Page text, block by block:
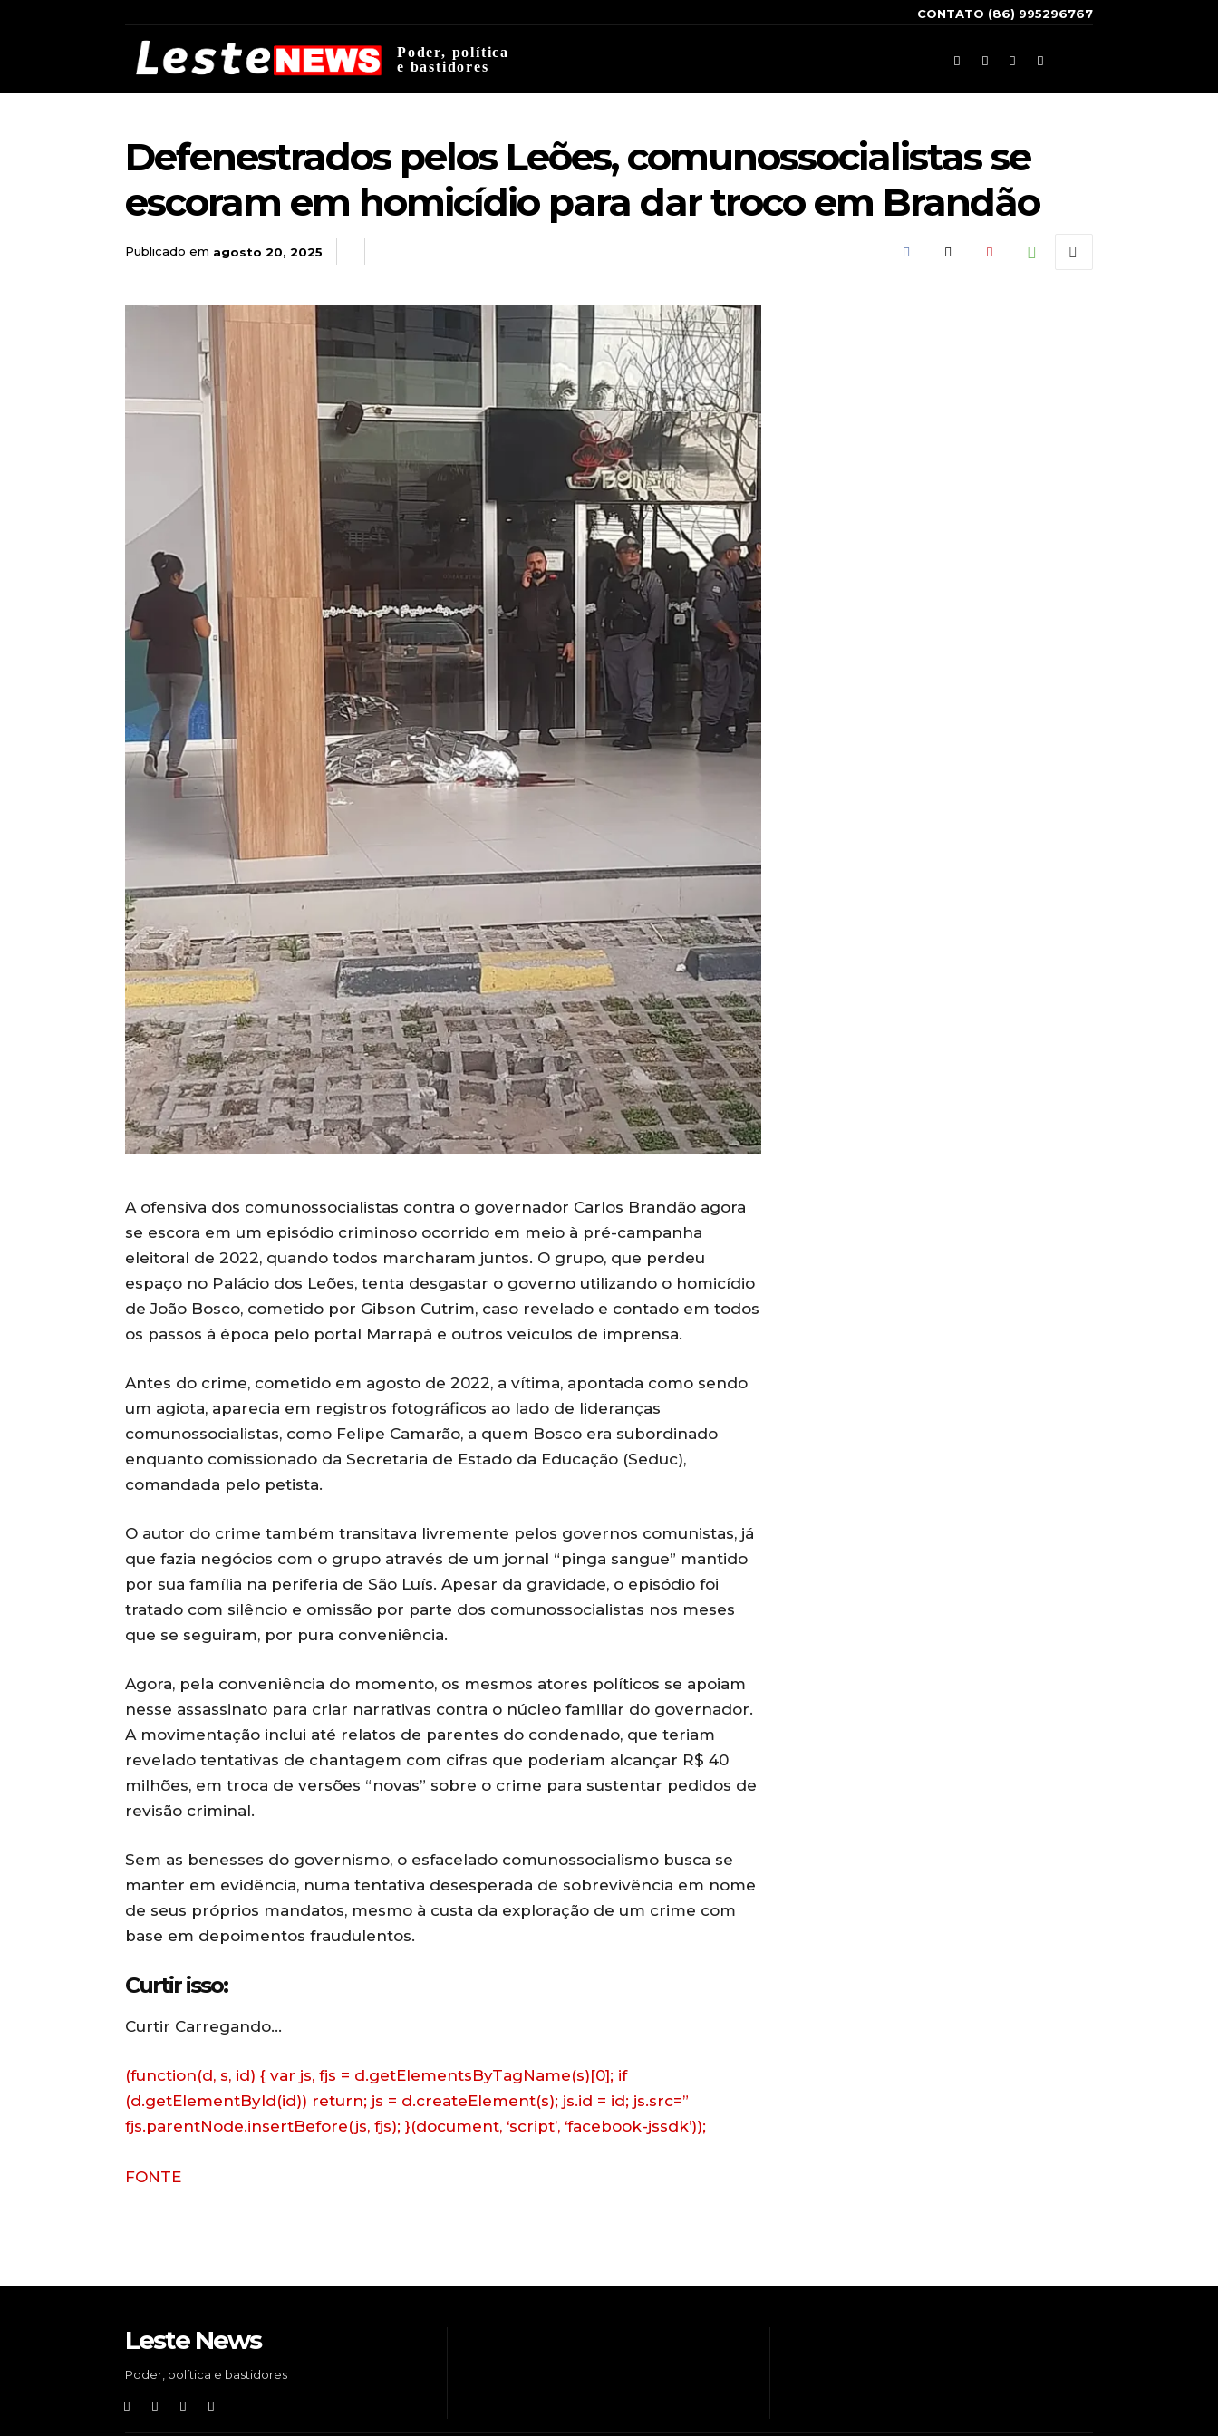
CONTATO (86) 995296767
Poder, política
e bastidores
Defenestrados pelos Leões, comunossocialistas se
escoram em homicídio para dar troco em Brandão
Publicado em agosto 20, 2025
A ofensiva dos comunossocialistas contra o governador Carlos Brandão agora
se escora em um episódio criminoso ocorrido em meio à pré-campanha
eleitoral de 2022, quando todos marcharam juntos. O grupo, que perdeu
espaço no Palácio dos Leões, tenta desgastar o governo utilizando o homicídio
de João Bosco, cometido por Gibson Cutrim, caso revelado e contado em todos
os passos à época pelo portal Marrapá e outros veículos de imprensa.
Antes do crime, cometido em agosto de 2022, a vítima, apontada como sendo
um agiota, aparecia em registros fotográficos ao lado de lideranças
comunossocialistas, como Felipe Camarão, a quem Bosco era subordinado
enquanto comissionado da Secretaria de Estado da Educação (Seduc),
comandada pelo petista.
O autor do crime também transitava livremente pelos governos comunistas, já
que fazia negócios com o grupo através de um jornal “pinga sangue” mantido
por sua família na periferia de São Luís. Apesar da gravidade, o episódio foi
tratado com silêncio e omissão por parte dos comunossocialistas nos meses
que se seguiram, por pura conveniência.
Agora, pela conveniência do momento, os mesmos atores políticos se apoiam
nesse assassinato para criar narrativas contra o núcleo familiar do governador.
A movimentação inclui até relatos de parentes do condenado, que teriam
revelado tentativas de chantagem com cifras que poderiam alcançar R$ 40
milhões, em troca de versões “novas” sobre o crime para sustentar pedidos de
revisão criminal.
Sem as benesses do governismo, o esfacelado comunossocialismo busca se
manter em evidência, numa tentativa desesperada de sobrevivência em nome
de seus próprios mandatos, mesmo à custa da exploração de um crime com
base em depoimentos fraudulentos.
Curtir isso:
Curtir Carregando…
(function(d, s, id) { var js, fjs = d.getElementsByTagName(s)[0]; if
(d.getElementById(id)) return; js = d.createElement(s); js.id = id; js.src=”
fjs.parentNode.insertBefore(js, fjs); }(document, ‘script’, ‘facebook-jssdk’));
FONTE
Leste News
Poder, política e bastidores